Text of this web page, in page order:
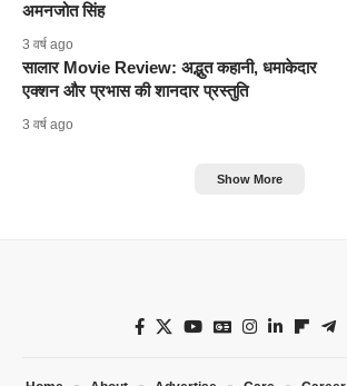
अमनजोत सिंह
3 वर्ष ago
सालार Movie Review: अद्भुत कहानी, धमाकेदार
एक्शन और प्रभास की शानदार प्रस्तुति
3 वर्ष ago
Show More